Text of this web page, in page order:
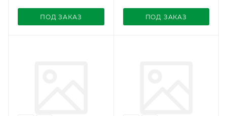
ПОД ЗАКАЗ ПОД ЗАКАЗ